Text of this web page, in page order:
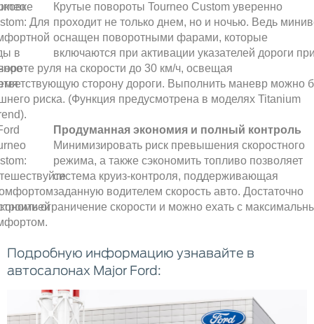
Крутые повороты Tourneo Custom уверенно
проходит не только днем, но и ночью. Ведь
оснащен поворотными фарами, которые
включаются при активации указателей дороги
руля на скорости до 30 км/ч, освещая
сторону дороги. Выполнить маневр можно
риска. (Функция предусмотрена в моделях Titanium
Продуманная экономия и полный контроль
Минимизировать риск превышения скоростного
режима, а также сэкономить топливо позволяет
система круиз-контроля, поддерживающая
заданную водителем скорость авто. Достаточно
ограничение скорости и можно ехать с
Подробную информацию узнавайте в
автосалонах Major Ford: